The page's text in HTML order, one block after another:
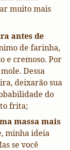
muito mais
antes de
de farinha,
e cremoso. Por
Dessa
deixarão sua
do
frita;
massa mais
minha ideia
se você